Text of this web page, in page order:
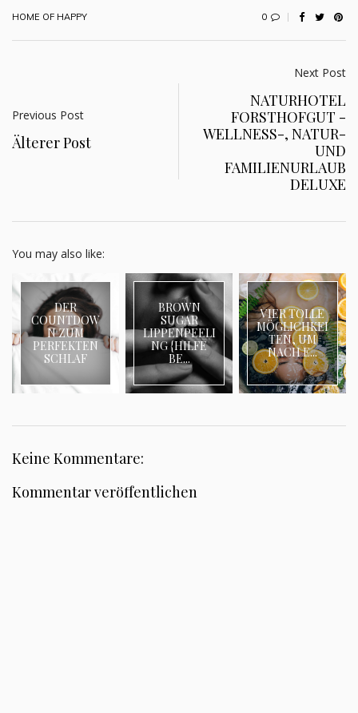
HOME OF HAPPY 0
Previous Post
Älterer Post
Next Post
NATURHOTEL
FORSTHOFGUT -
WELLNESS-, NATUR-
UND
FAMILIENURLAUB
DELUXE
You may also like:
DER
COUNTDOW
N ZUM
PERFEKTEN
SCHLAF
BROWN
SUGAR
LIPPENPEELI
NG {HILFE
BE...
VIER TOLLE
MÖGLICHKEI
TEN, UM
NACH E...
Keine Kommentare:
Kommentar veröffentlichen